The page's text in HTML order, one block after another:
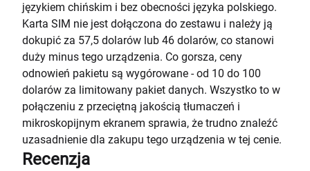
językiem chińskim i bez obecności języka polskiego.
Karta SIM nie jest dołączona do zestawu i należy ją
dokupić za 57,5 dolarów lub 46 dolarów, co stanowi
duży minus tego urządzenia. Co gorsza, ceny
odnowień pakietu są wygórowane - od 10 do 100
dolarów za limitowany pakiet danych. Wszystko to w
połączeniu z przeciętną jakością tłumaczeń i
mikroskopijnym ekranem sprawia, że trudno znaleźć
uzasadnienie dla zakupu tego urządzenia w tej cenie.
Recenzja